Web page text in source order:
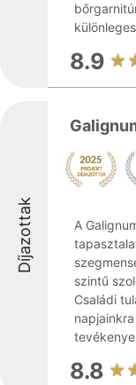
8.9
Díjazottak
A
szintű
Családi
8.8